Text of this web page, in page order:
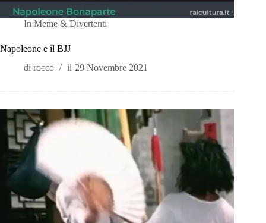
In Meme & Divertenti
Napoleone e il BJJ
di rocco il 29 Novembre 2021